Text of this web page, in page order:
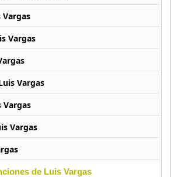
America
Vargas
Vargas
Vargas
Vargas
Vargas
de Luis Vargas